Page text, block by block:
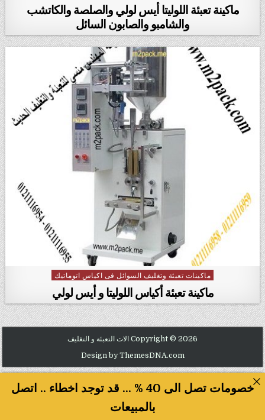
ماكينة تعبئة اللوليتا أيس لولي والصلصة والكاتشب
والشامبو والصابون السائل
Posted in
ماكينات تعبئة وتغليف السوائل فى اكياس اتوماتيك
ماكينة تعبئة أكياس اللوليتا و أيس لولي
Copyright © 2026 الات التعبئة و التغليف
Design by ThemesDNA.com
خصومات تصل الى 40 % ... قد توجد اخطاء .. اتصل
بالمبيعات